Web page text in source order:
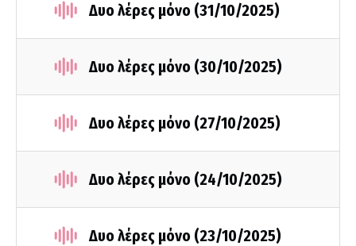
Δυο λέρες μόνο (31/10/2025)
Δυο λέρες μόνο (30/10/2025)
Δυο λέρες μόνο (27/10/2025)
Δυο λέρες μόνο (24/10/2025)
Δυο λέρες μόνο (23/10/2025)